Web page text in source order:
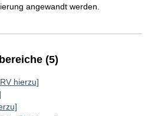
angewandt werden.
(5)
hierzu]